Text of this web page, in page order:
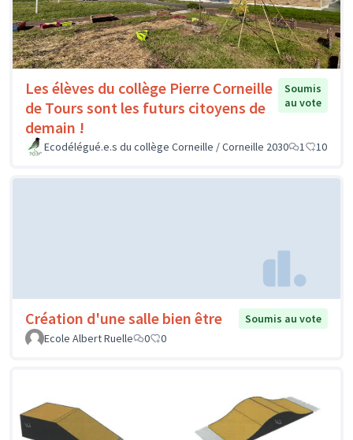
Les élèves du collège Pierre Corneille
de Tours sont les futurs citoyens de
demain !
Soumis
au vote
Ecodélégué.e.s du collège Corneille / Corneille 2030 1 10
Création d'une salle bien être
Soumis au vote
Ecole Albert Ruelle
0 0